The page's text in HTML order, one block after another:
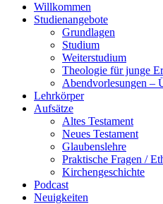
Willkommen
Studienangebote
Grundlagen
Studium
Weiterstudium
Theologie für junge
Abendvorlesungen –
Lehrkörper
Aufsätze
Altes Testament
Neues Testament
Glaubenslehre
Praktische Fragen /
Kirchengeschichte
Podcast
Neuigkeiten